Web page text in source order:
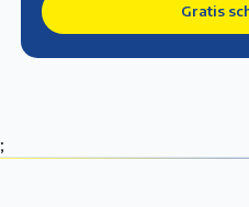
Gratis
;